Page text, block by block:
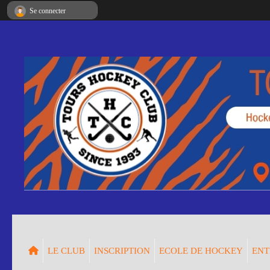
LE CLUB INSCRIPTION ECOLE DE HOCKEY
Se connecter
Panneau de gestion des cookies